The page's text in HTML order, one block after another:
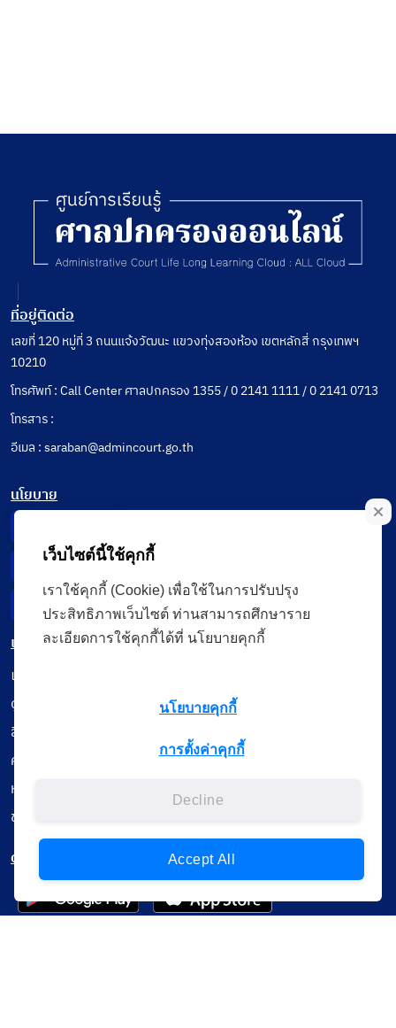
ที่อยู่ติดต่อ
เลขที่ 120 หมู่ที่ 3 ถนนแจ้งวัฒนะ แขวงทุ่งสองห้อง เขตหลักสี่ กรุงเทพฯ
10210
โทรศัพท์ : Call Center ศาลปกครอง 1355 / 0 2141 1111 / 0 2141 0713
โทรสาร :
อีเมล : saraban@admincourt.go.th
นโยบาย
Data Subject Right
Incident Report
เมนู
เรียนออนไลน์
ดูถ่ายทอดสด
สื่อการเรียนรู้
ค้นรายการหนังสือ
หนังสืออิเล็กทรอนิกส์
ข้อมูลผู้ใช้งาน
ดาวน์โหลดใช้งานบนแอปพลิเคชัน
เว็บไซต์นี้ใช้คุกกี้
เราใช้คุกกี้ (Cookie) เพื่อใช้ในการปรับปรุง
ประสิทธิภาพเว็บไซต์ ท่านสามารถศึกษาราย
ละเอียดการใช้คุกกี้ได้ที่ นโยบายคุกกี้
นโยบายคุกกี้
การตั้งค่าคุกกี้
Decline
Accept All